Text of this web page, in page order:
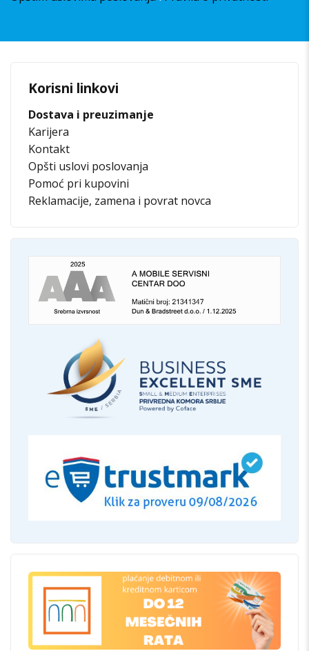
Korisni linkovi
Dostava i preuzimanje
Karijera
Kontakt
Opšti uslovi poslovanja
Pomoć pri kupovini
Reklamacije, zamena i povrat novca